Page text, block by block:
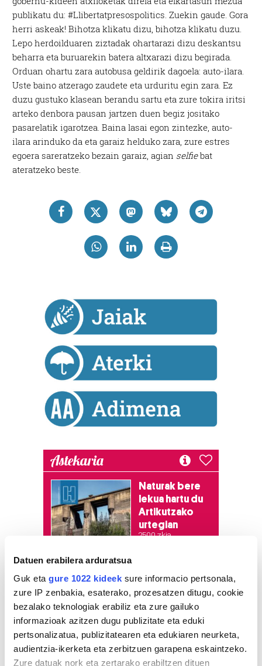
Datuen erabilera arduratsua
Guk eta gure 1022 kideek sure informacio pertsonala,
zure IP zenbakia, esaterako, prozesatzen ditugu, cookie
bezalako teknologiak erabiliz eta zure gailuko
informazioak azitzen dugu publizitate eta eduki
pertsonalizatua, publizitatearen eta edukiaren neurketa,
audientzia-ikerketa eta zerbitzuen garapena eskaintzeko.
Zure datuak nork eta zertarako erabiltzen dituen
publikatu du: #Llibertatpresospolitics. Zuekin gaude. Gora
herri askeak! Bihotza klikatu dizu, bihotza klikatu duzu.
Lepo herdoilduaren ziztadak ohartarazi dizu deskantsu
beharra eta buruarekin batera altxarazi dizu begirada.
Orduan ohartu zara autobusa geldirik dagoela: auto-ilara.
Uste baino atzerago zaudete eta urduritu egin zara. Ez
duzu gustuko klasean berandu sartu eta zure tokira iritsi
arteko denbora pausan jartzen duen begiz jositako
pasarelatik igarotzea. Baina lasai egon zintezke, auto-
ilara arinduko da eta garaiz helduko zara, zure estres
egoera sareratzeko bezain garaiz, agian selfiebat
ateratzeko beste.
Astekaria
Naturak bere
lekua hartu du
Artikutzako
urtegian
2.500 zkia.
Azken egunetako irakurrienak
1
Hizkuntza ere, kontsumo
irizpide